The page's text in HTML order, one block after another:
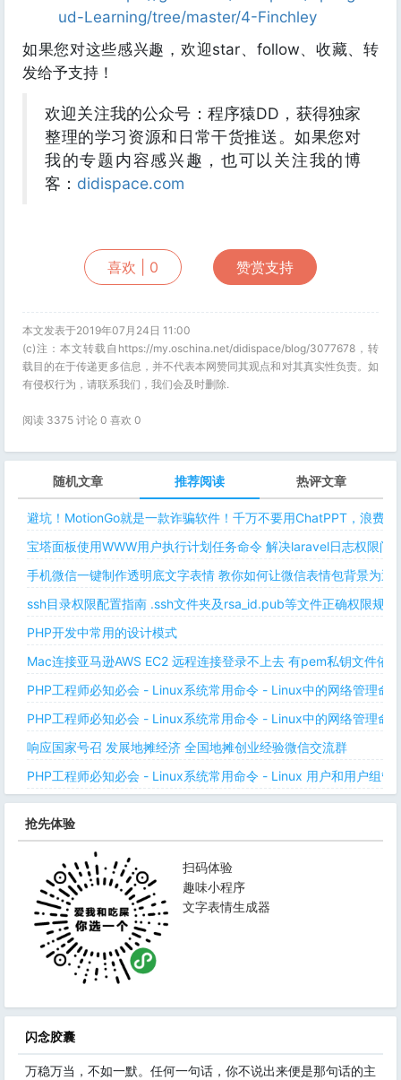
ud-Learning/tree/master/4-Finchley
如果您对这些感兴趣，欢迎star、follow、收藏、转
发给予支持！
欢迎关注我的公众号：程序猿DD，获得独家
整理的学习资源和日常干货推送。如果您对
我的专题内容感兴趣，也可以关注我的博
客： didispace.com
喜欢 | 0 赞赏支持
本文发表于2019年07月24日 11:00
(c)注：本文转载自https://my.oschina.net/didispace/blog/3077678，转
载目的在于传递更多信息，并不代表本网赞同其观点和对其真实性负责。如
有侵权行为，请联系我们，我们会及时删除.
阅读 3375 讨论 0 喜欢 0
随机文章 推荐阅读 热评文章
避坑！MotionGo就是一款诈骗软件！千万不要用ChatPPT，浪费时
宝塔面板使用WWW用户执行计划任务命令 解决laravel日志权限问
手机微信一键制作透明底文字表情 教你如何让微信表情包背景为
ssh目录权限配置指南 .ssh文件夹及rsa_id.pub等文件正确权限规则
PHP开发中常用的设计模式
Mac连接亚马逊AWS EC2 远程连接登录不上去 有pem私钥文件依
PHP工程师必知必会 - Linux系统常用命令 - Linux中的网络管理命
PHP工程师必知必会 - Linux系统常用命令 - Linux中的网络管理命
响应国家号召 发展地摊经济 全国地摊创业经验微信交流群
PHP工程师必知必会 - Linux系统常用命令 - Linux 用户和用户组管
抢先体验
扫码体验
趣味小程序
文字表情生成器
闪念胶囊
万稳万当，不如一默。任何一句话，你不说出来便是那句话的主